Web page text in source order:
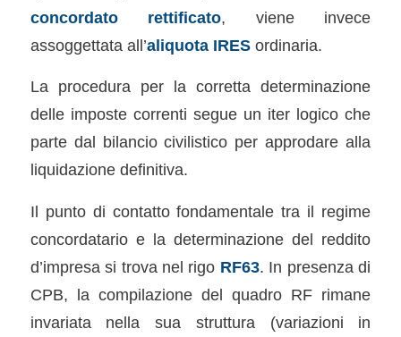
concordato rettificato, viene invece
assoggettata all’aliquota IRESordinaria.
La procedura per la corretta determinazione
delle imposte correnti segue un iter logico che
parte dal bilancio civilistico per approdare alla
liquidazione definitiva.
Il punto di contatto fondamentale tra il regime
concordatario e la determinazione del reddito
d’impresa si trova nel rigo RF63. In presenza di
CPB, la compilazione del quadro RF rimane
invariata nella sua struttura (variazioni in